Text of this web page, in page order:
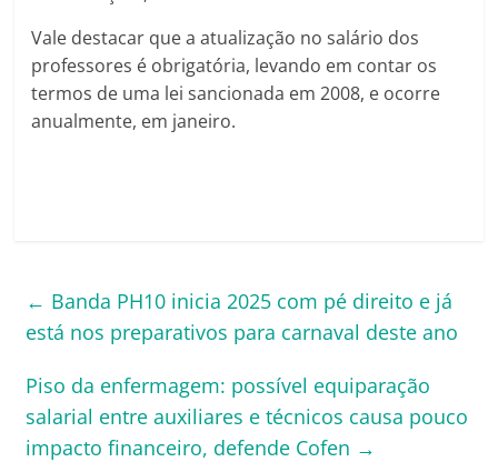
Vale destacar que a atualização no salário dos
professores é obrigatória, levando em contar os
termos de uma lei sancionada em 2008, e ocorre
anualmente, em janeiro.
← Banda PH10 inicia 2025 com pé direito e já
está nos preparativos para carnaval deste ano
Piso da enfermagem: possível equiparação
salarial entre auxiliares e técnicos causa pouco
impacto financeiro, defende Cofen →